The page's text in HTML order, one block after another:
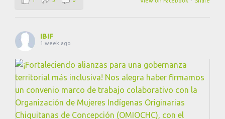
IBIF
1 week ago